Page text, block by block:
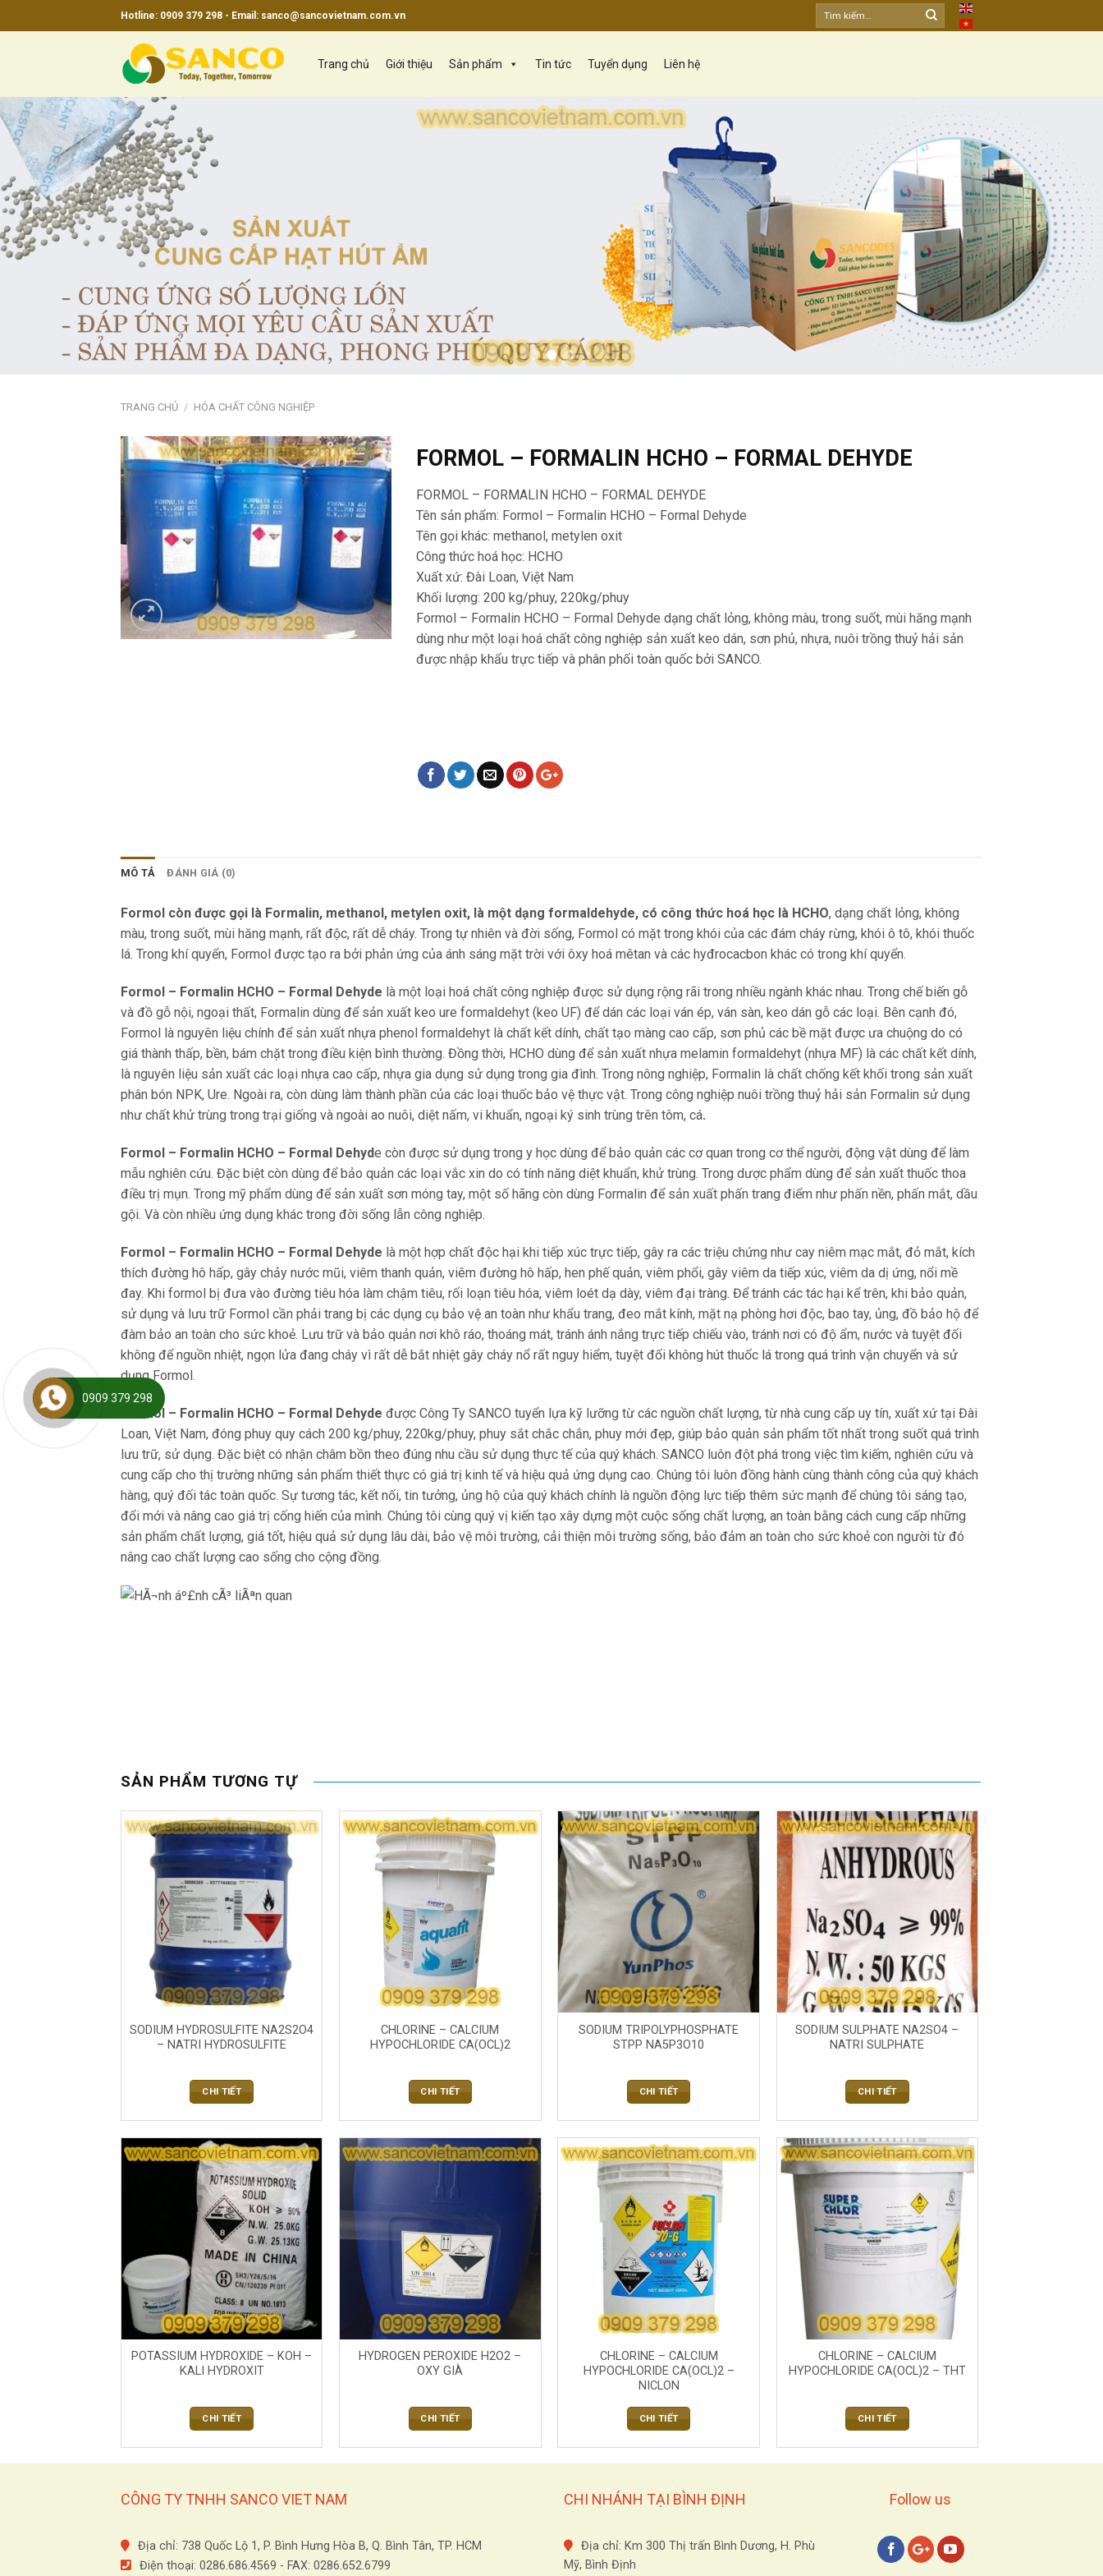
to
Hotline: 0909 379 298 - Email: sanco@sancovietnam.com.vn
Trang chủ Giới thiệu Sản phẩm Tin tức Tuyển dụng Liên hệ
TRANG CHỦ / HÓA CHẤT CÔNG NGHIỆP
FORMOL – FORMALIN HCHO – FORMAL DEHYDE
FORMOL – FORMALIN HCHO – FORMAL DEHYDE
Tên sản phẩm: Formol – Formalin HCHO – Formal Dehyde
Tên gọi khác: methanol, metylen oxit
Công thức hoá học: HCHO
Xuất xứ: Đài Loan, Việt Nam
Khối lượng: 200 kg/phuy, 220kg/phuy
Formol – Formalin HCHO – Formal Dehyde dạng chất lỏng, không màu, trong suốt, mùi hăng mạnh
dùng như một loại hoá chất công nghiệp sản xuất keo dán, sơn phủ, nhựa, nuôi trồng thuỷ hải sản
được nhập khẩu trực tiếp và phân phối toàn quốc bởi SANCO.
MÔ TẢ ĐÁNH GIÁ (0)
Formol còn được gọi là Formalin, methanol, metylen oxit, là một dạng formaldehyde, có công thức hoá học là HCHO, dạng chất lỏng, không
màu, trong suốt, mùi hăng mạnh, rất độc, rất dễ cháy. Trong tự nhiên và đời sống, Formol có mặt trong khói của các đám cháy rừng, khói ô tô, khói thuốc
lá. Trong khí quyển, Formol được tạo ra bởi phản ứng của ánh sáng mặt trời với ôxy hoá mêtan và các hyđrocacbon khác có trong khí quyển.
Formol – Formalin HCHO – Formal Dehyde là một loại hoá chất công nghiệp được sử dụng rộng rãi trong nhiều ngành khác nhau. Trong chế biến gỗ
và đồ gỗ nội, ngoại thất, Formalin dùng để sản xuất keo ure formaldehyt (keo UF) để dán các loại ván ép, ván sàn, keo dán gỗ các loại. Bên cạnh đó,
Formol là nguyên liệu chính để sản xuất nhựa phenol formaldehyt là chất kết dính, chất tạo màng cao cấp, sơn phủ các bề mặt được ưa chuộng do có
giá thành thấp, bền, bám chặt trong điều kiện bình thường. Đồng thời, HCHO dùng để sản xuất nhựa melamin formaldehyt (nhựa MF) là các chất kết dính,
là nguyên liệu sản xuất các loại nhựa cao cấp, nhựa gia dụng sử dụng trong gia đình. Trong nông nghiệp, Formalin là chất chống kết khối trong sản xuất
phân bón NPK, Ure. Ngoài ra, còn dùng làm thành phần của các loại thuốc bảo vệ thực vật. Trong công nghiệp nuôi trồng thuỷ hải sản Formalin sử dụng
như chất khử trùng trong trại giống và ngoài ao nuôi, diệt nấm, vi khuẩn, ngoại ký sinh trùng trên tôm, cá.
Formol – Formalin HCHO – Formal Dehyde còn được sử dụng trong y học dùng để bảo quản các cơ quan trong cơ thể người, động vật dùng để làm
mẫu nghiên cứu. Đặc biệt còn dùng để bảo quản các loại vắc xin do có tính năng diệt khuẩn, khử trùng. Trong dược phẩm dùng để sản xuất thuốc thoa
điều trị mụn. Trong mỹ phẩm dùng để sản xuất sơn móng tay, một số hãng còn dùng Formalin để sản xuất phấn trang điểm như phấn nền, phấn mắt, dầu
gội. Và còn nhiều ứng dụng khác trong đời sống lẫn công nghiệp.
Formol – Formalin HCHO – Formal Dehyde là một hợp chất độc hại khi tiếp xúc trực tiếp, gây ra các triệu chứng như cay niêm mạc mắt, đỏ mắt, kích
thích đường hô hấp, gây chảy nước mũi, viêm thanh quản, viêm đường hô hấp, hen phế quản, viêm phổi, gây viêm da tiếp xúc, viêm da dị ứng, nổi mề
đay. Khi formol bị đưa vào đường tiêu hóa làm chậm tiêu, rối loạn tiêu hóa, viêm loét dạ dày, viêm đại tràng. Để tránh các tác hại kể trên, khi bảo quản,
sử dụng và lưu trữ Formol cần phải trang bị các dụng cụ bảo vệ an toàn như khẩu trang, đeo mắt kính, mặt nạ phòng hơi độc, bao tay, ủng, đồ bảo hộ để
đàm bảo an toàn cho sức khoẻ. Lưu trữ và bảo quản nơi khô ráo, thoáng mát, tránh ánh nắng trực tiếp chiếu vào, tránh nơi có độ ẩm, nước và tuyệt đối
không để nguồn nhiệt, ngọn lửa đang cháy vì rất dễ bắt nhiệt gây cháy nổ rất nguy hiểm, tuyệt đối không hút thuốc lá trong quá trình vận chuyển và sử
dụng Formol.
Formol – Formalin HCHO – Formal Dehyde được Công Ty SANCO tuyển lựa kỹ lưỡng từ các nguồn chất lượng, từ nhà cung cấp uy tín, xuất xứ tại Đài
Loan, Việt Nam, đóng phuy quy cách 200 kg/phuy, 220kg/phuy, phuy sắt chắc chắn, phuy mới đẹp, giúp bảo quản sản phẩm tốt nhất trong suốt quá trình
lưu trữ, sử dụng. Đặc biệt có nhận châm bồn theo đúng nhu cầu sử dụng thực tế của quý khách. SANCO luôn đột phá trong việc tìm kiếm, nghiên cứu và
cung cấp cho thị trường những sản phẩm thiết thực có giá trị kinh tế và hiệu quả ứng dụng cao. Chúng tôi luôn đồng hành cùng thành công của quý khách
hàng, quý đối tác toàn quốc. Sự tương tác, kết nối, tin tưởng, ủng hộ của quý khách chính là nguồn động lực tiếp thêm sức mạnh để chúng tôi sáng tạo,
đổi mới và nâng cao giá trị cống hiến của mình. Chúng tôi cùng quý vị kiến tạo xây dựng một cuộc sống chất lượng, an toàn bằng cách cung cấp những
sản phẩm chất lượng, giá tốt, hiệu quả sử dụng lâu dài, bảo vệ môi trường, cải thiện môi trường sống, bảo đảm an toàn cho sức khoẻ con người từ đó
nâng cao chất lượng cao sống cho cộng đồng.
SẢN PHẨM TƯƠNG TỰ
SODIUM HYDROSULFITE NA2S2O4
– NATRI HYDROSULFITE
CHI TIẾT
CHLORINE – CALCIUM
HYPOCHLORIDE CA(OCL)2
CHI TIẾT
SODIUM TRIPOLYPHOSPHATE
STPP NA5P3O10
CHI TIẾT
SODIUM SULPHATE NA2SO4 –
NATRI SULPHATE
CHI TIẾT
POTASSIUM HYDROXIDE – KOH –
KALI HYDROXIT
CHI TIẾT
HYDROGEN PEROXIDE H2O2 –
OXY GIÀ
CHI TIẾT
CHLORINE – CALCIUM
HYPOCHLORIDE CA(OCL)2 –
NICLON
CHI TIẾT
CHLORINE – CALCIUM
HYPOCHLORIDE CA(OCL)2 – THT
CHI TIẾT
CÔNG TY TNHH SANCO VIET NAM
Địa chỉ: 738 Quốc Lộ 1, P. Bình Hưng Hòa B, Q. Bình Tân, TP. HCM
Điện thoại: 0286.686.4569 - FAX: 0286.652.6799
CHI NHÁNH TẠI BÌNH ĐỊNH
Địa chỉ: Km 300 Thị trấn Bình Dương, H. Phù
Mỹ, Bình Định
Follow us
0909 379 298